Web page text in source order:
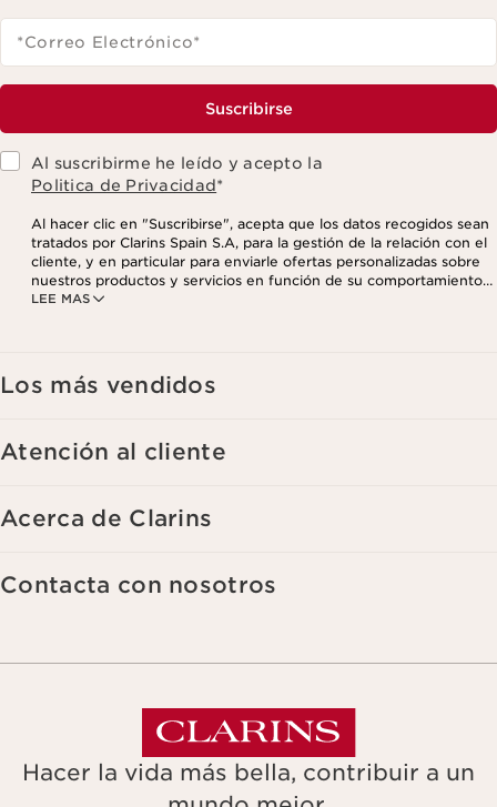
*Correo Electrónico*
Suscribirse
Al suscribirme he leído y acepto la
Politica de Privacidad*
LEE MAS
Al hacer clic en "Suscribirse", acepta que los datos recogidos sean
tratados por Clarins Spain S.A, para la gestión de la relación con el
cliente, y en particular para enviarle ofertas personalizadas sobre
nuestros productos y servicios en función de su comportamiento
de compra, sus hábitos y/o intereses, incluso mediante su
aparece en cada newsletter que reciba. Para más información
sobre la gestión de sus datos y sus derechos, consulte nuestra
Los más vendidos
Atención al cliente
Acerca de Clarins
Contacta con nosotros
Hacer la vida más bella, contribuir a un